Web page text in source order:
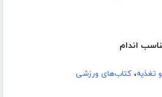
اندام
تغذیه، کتاب‌های ورزشی